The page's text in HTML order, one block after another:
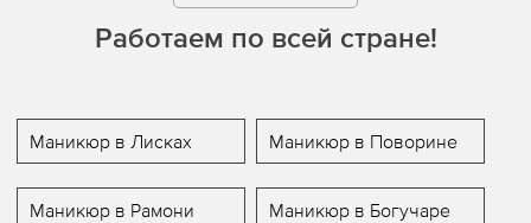
Работаем по всей стране!
Маникюр в Лисках Маникюр в Поворине
Маникюр в Рамони Маникюр в Богучаре